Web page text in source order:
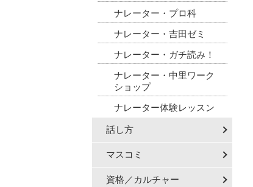
ナレーター・プロ科
ナレーター・吉田ゼミ
ナレーター・ガチ読み！
ナレーター・中里ワーク
ショップ
ナレーター体験レッスン
話し方
マスコミ
資格／カルチャー